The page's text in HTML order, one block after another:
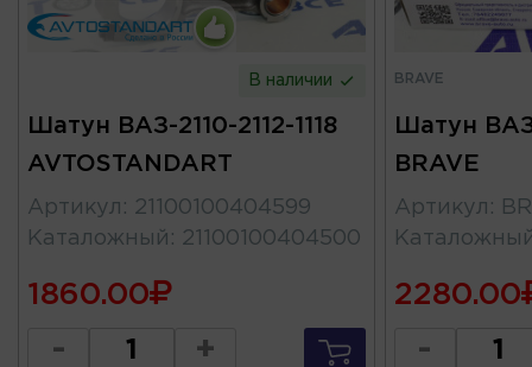
В наличии
Шатун ВАЗ-2110-2112-1118
AVTOSTANDART
Артикул : 21100100404599
Каталожный : 21100100404500
1860.00
- +
BRAVE
Шатун ВАЗ-
BRAVE
Артикул :
2280.00
-